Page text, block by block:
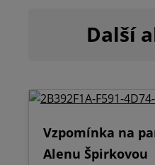
Další
Vzpomínka na
Alenu Špirkovou